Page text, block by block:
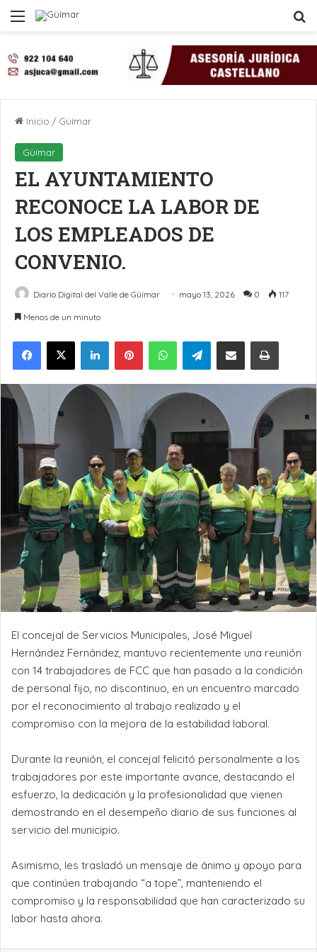
Menú
Inicio / Güímar
Güímar
EL AYUNTAMIENTO
RECONOCE LA LABOR DE
LOS EMPLEADOS DE
CONVENIO.
Diario Digital del Valle de Güímar mayo 13, 2026 0 117
Menos de un minuto
LinkedInPinterestWhatsAppTelegramCompartir por Email Imprimir
El concejal de Servicios Municipales, José Miguel
Hernández Fernández, mantuvo recientemente una reunión
con 14 trabajadores de FCC que han pasado a la condición
de personal fijo, no discontinuo, en un encuentro marcado
por el reconocimiento al trabajo realizado y el
compromiso con la mejora de la estabilidad laboral.
Durante la reunión, el concejal felicitó personalmente a los
trabajadores por este importante avance, destacando el
esfuerzo, la dedicación y la profesionalidad que vienen
demostrando en el desempeño diario de sus funciones al
servicio del municipio.
Asimismo, les trasladó un mensaje de ánimo y apoyo para
que continúen trabajando “a tope”, manteniendo el
compromiso y la responsabilidad que han caracterizado su
labor hasta ahora.